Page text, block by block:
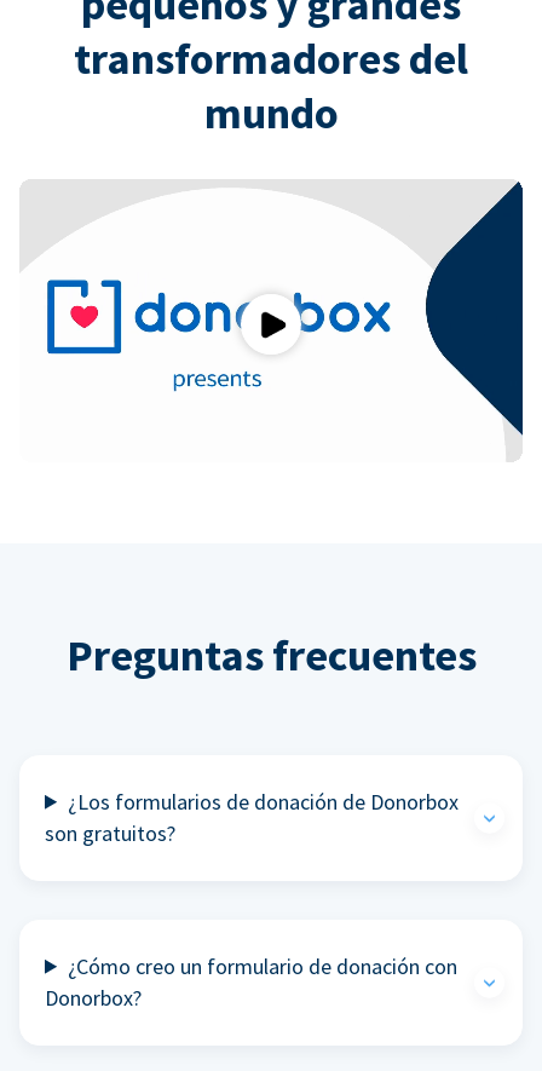
transformadores del
mundo
Play
Preguntas frecuentes
¿Los formularios de donación de Donorbox
son gratuitos?
¿Cómo creo un formulario de donación con
Donorbox?